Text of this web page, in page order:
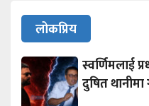
लोकप्रिय
स्वर्णिमलाई
दुषित